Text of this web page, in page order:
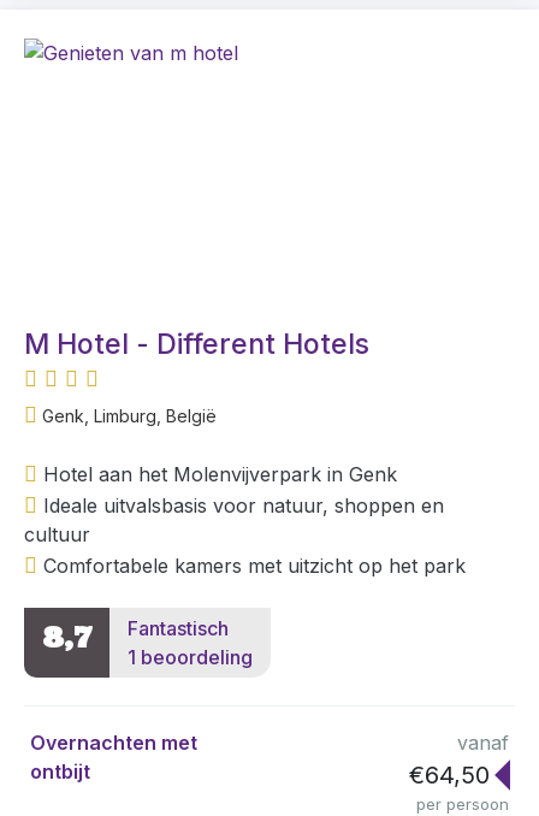
M Hotel - Different Hotels
Genk, Limburg, België
Hotel aan het Molenvijverpark in Genk
Ideale uitvalsbasis voor natuur, shoppen en
cultuur
Comfortabele kamers met uitzicht op het park
8,7
Fantastisch
1 beoordeling
Overnachten met
ontbijt
vanaf
€64,50
per persoon